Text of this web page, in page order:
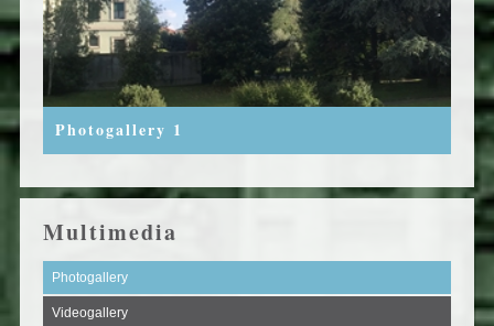
Photogallery 1
Multimedia
Photogallery
Videogallery